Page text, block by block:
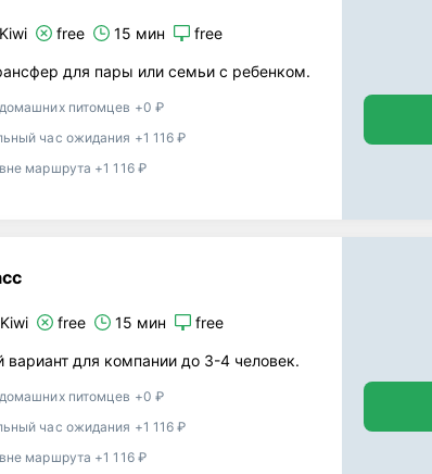
Kiwi free 15 мин free
для пары или семьи с ребенком.
питомцев +0 ₽
час ожидания +1 116 ₽
маршрута +1 116 ₽
Kiwi free 15 мин free
вариант для компании до 3-4 человек.
питомцев +0 ₽
час ожидания +1 116 ₽
маршрута +1 116 ₽